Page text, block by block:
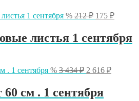
% 212₽
составляла
212 ₽.
175 ₽
175 ₽.
листья 1 сентября
% 3 434₽
составляла
3
2 616 ₽
см . 1 сентября